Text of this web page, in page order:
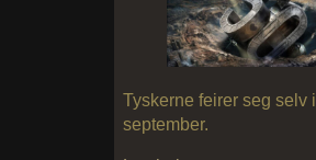
Tyskerne feirer seg selv i
september.